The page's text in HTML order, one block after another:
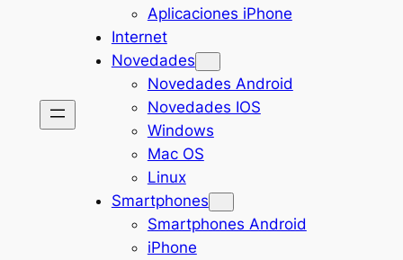
Aplicaciones iPhone
Internet
Novedades
Novedades Android
Novedades IOS
Windows
Mac OS
Linux
Smartphones
Smartphones Android
iPhone